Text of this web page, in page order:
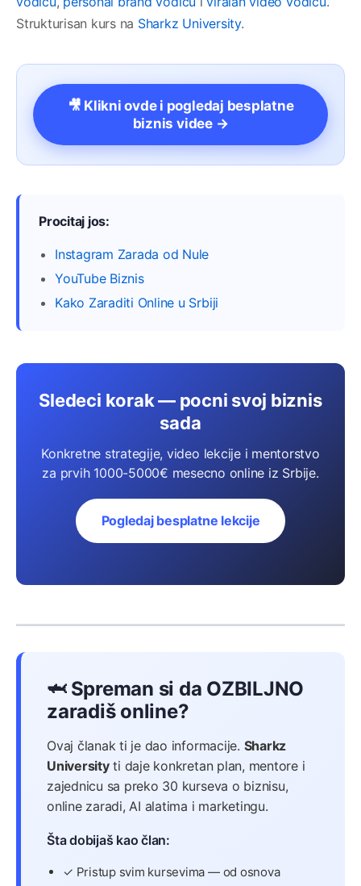
Strukturisan kurs na Sharkz University.
🎥 Klikni ovde i pogledaj besplatne
biznis videe →
Procitaj jos:
Instagram Zarada od Nule
YouTube Biznis
Kako Zaraditi Online u Srbiji
Sledeci korak — pocni svoj biznis
sada
Konkretne strategije, video lekcije i mentorstvo
za prvih 1000-5000€ mesecno online iz Srbije.
Pogledaj besplatne lekcije
🦈 Spreman si da OZBILJNO
zaradiš online?
Ovaj članak ti je dao informacije. Sharkz
Universityti daje konkretan plan, mentore i
zajednicu sa preko 30 kurseva o biznisu,
online zaradi, AI alatima i marketingu.
Šta dobijaš kao član:
✓ Pristup svim kursevima — od osnova